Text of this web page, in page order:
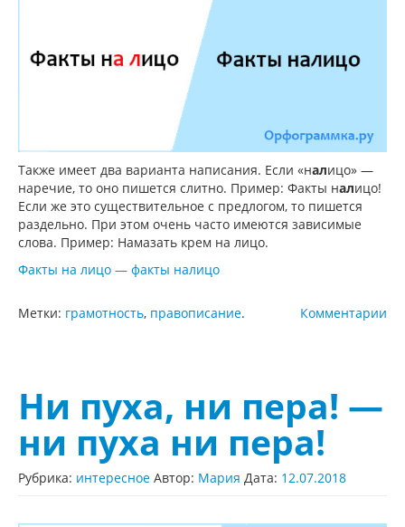
Также имеет два варианта написания. Если «налицо» —
наречие, то оно пишется слитно. Пример: Факты налицо!
Если же это существительное с предлогом, то пишется
раздельно. При этом очень часто имеются зависимые
слова. Пример: Намазать крем на лицо.
Факты на лицо — факты налицо
Комментарии
Метки: грамотность, правописание.
Ни пуха, ни пера! —
ни пуха ни пера!
Рубрика: интересное Автор: Мария Дата: 12.07.2018